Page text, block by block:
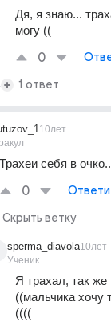
Дя, я знаю...
могу ((
0
1 ответ
10лет
Трахеи себя в
0
Скрыть ветку
sperma_diavola
Ученик
10лет
Я трахал, так же
((мальчика хочу
((((